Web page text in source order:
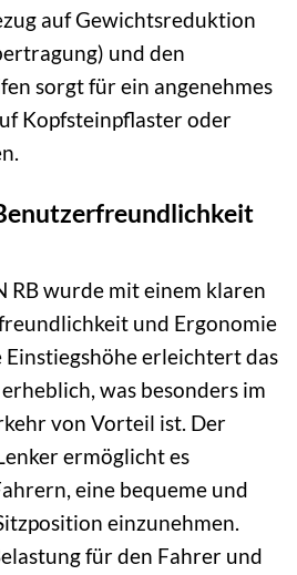
auf Gewichtsreduktion
und den
sorgt für ein angenehmes
Kopfsteinpflaster oder
RB wurde mit einem klaren
und Ergonomie
erleichtert das
was besonders im
von Vorteil ist. Der
ermöglicht es
eine bequeme und
einzunehmen.
für den Fahrer und